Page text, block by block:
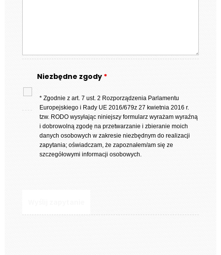
Niezbędne zgody *
* Zgodnie z art. 7 ust. 2 Rozporządzenia Parlamentu
Europejskiego i Rady UE 2016/679z 27 kwietnia 2016 r.
tzw. RODO wysyłając niniejszy formularz wyrażam wyraźną
i dobrowolną zgodę na przetwarzanie i zbieranie moich
danych osobowych w zakresie niezbędnym do realizacji
zapytania; oświadczam, że zapoznałem/am się ze
szczegółowymi informacji osobowych.